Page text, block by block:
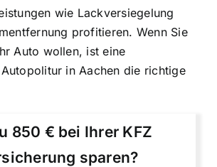
wie Lackversiegelung
profitieren. Wenn Sie
Auto wollen, ist eine
in Aachen die richtige
850 € bei Ihrer KFZ
sparen?